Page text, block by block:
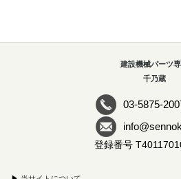
建設機械パーツ
千乃蔵
03-5875-
登録番号